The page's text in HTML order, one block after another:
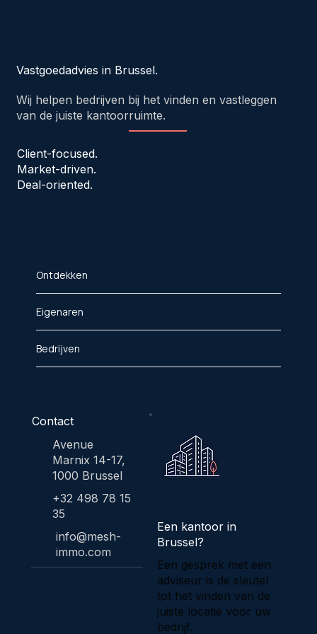
Vastgoedadvies in Brussel.
Wij helpen bedrijven bij het vinden en vastleggen
van de juiste kantoorruimte.
Client-focused.
Market-driven.
Deal-oriented.
Ontdekken
Eigenaren
Bedrijven
Contact
Avenue
Marnix 14-17,
1000 Brussel
+32 498 78 15
35
info@mesh-
immo.com
Een kantoor in
Brussel?
Een gesprek met een
adviseur is de sleutel
tot het vinden van de
juiste locatie voor uw
bedrijf.